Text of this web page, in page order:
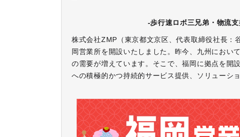
‐歩行速ロボ三兄弟・物流
株式会社ZMP（東京都文京区、代表取締役社長
岡営業所を開設いたしました。昨今、九州におい
の需要が増えています。そこで、福岡に拠点を開
への積極的かつ持続的サービス提供、ソリューシ